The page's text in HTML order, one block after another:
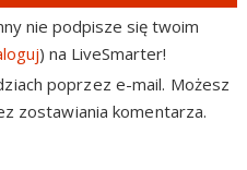
nie podpisze się twoim
) na LiveSmarter!
poprzez e-mail. Możesz
zostawiania komentarza.